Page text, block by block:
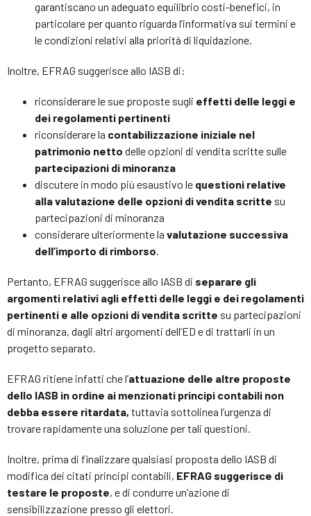
garantiscano un adeguato equilibrio costi-benefici, in
particolare per quanto riguarda l’informativa sui termini e
le condizioni relativi alla priorità di liquidazione.
Inoltre, EFRAG suggerisce allo IASB di:
riconsiderare le sue proposte sugli effetti delle leggi e
dei regolamenti pertinenti
riconsiderare la contabilizzazione iniziale nel
patrimonio netto delle opzioni di vendita scritte sulle
partecipazioni di minoranza
discutere in modo più esaustivo le questioni relative
alla valutazione delle opzioni di vendita scritte su
partecipazioni di minoranza
considerare ulteriormente la valutazione successiva
dell’importo di rimborso.
Pertanto, EFRAG suggerisce allo IASB di separare gli
argomenti relativi agli effetti delle leggi e dei regolamenti
pertinenti e alle opzioni di vendita scritte su partecipazioni
di minoranza, dagli altri argomenti dell’ED e di trattarli in un
progetto separato.
EFRAG ritiene infatti che l’attuazione delle altre proposte
dello IASB in ordine ai menzionati principi contabili non
debba essere ritardata, tuttavia sottolinea l’urgenza di
trovare rapidamente una soluzione per tali questioni.
Inoltre, prima di finalizzare qualsiasi proposta dello IASB di
modifica dei citati principi contabili, EFRAG suggerisce di
testare le proposte, e di condurre un’azione di
sensibilizzazione presso gli elettori.